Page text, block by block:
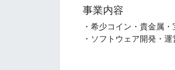
事業内容
・希少コイン・貴金属
・ソフトウェア開発・